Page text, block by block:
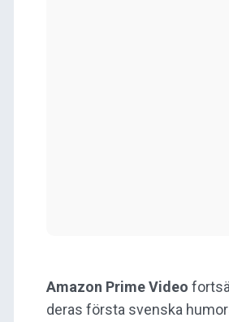
Amazon Prime Video
deras första svenska